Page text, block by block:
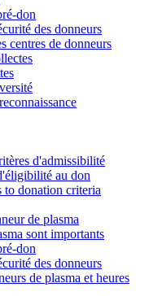
don
des donneurs
centres de donneurs
d'admissibilité
au don
to donation criteria
de plasma
sont importants
don
des donneurs
de plasma et heures